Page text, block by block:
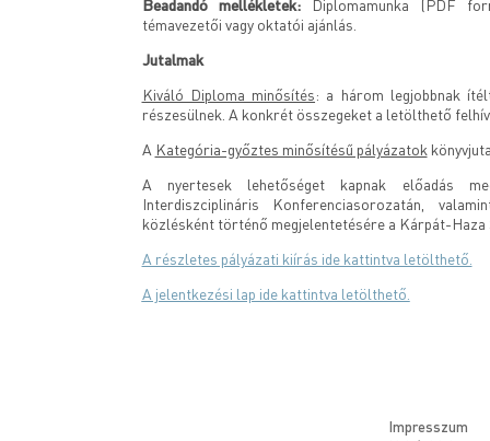
Beadandó mellékletek:
Diplomamunka (PDF
témavezetői vagy oktatói ajánlás.
Jutalmak
Kiváló Diploma minősítés: a három legjobbnak
részesülnek. A konkrét összegeket a letölthető
A Kategória-győztes minősítésű pályázatok
A nyertesek lehetőséget kapnak előadás
Interdiszciplináris Konferenciasorozatán,
közlésként történő megjelentetésére a Kárpát-
A részletes pályázati kiírás ide kattintva letölthető.
A jelentkezési lap ide kattintva letölthető.
Impresszum